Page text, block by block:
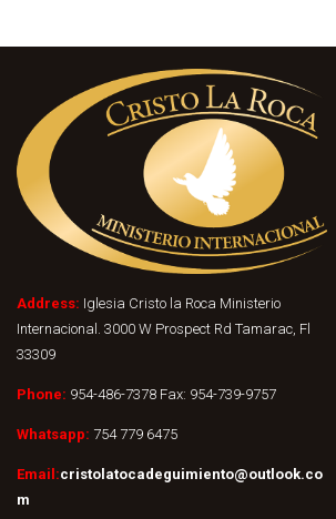
Address: Iglesia Cristo la Roca Ministerio
Internacional. 3000 W Prospect Rd Tamarac, Fl
33309
Phone: 954-486-7378 Fax: 954-739-9757
Whatsapp: 754 779 6475
Email:cristolatocadeguimiento@outlook.co
m